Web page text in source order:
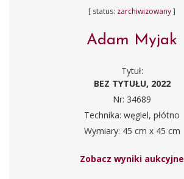
[ status: zarchiwizowany]
Adam Myjak
Tytuł:
BEZ TYTUŁU, 2022
Nr: 34689
Technika: węgiel, płótno
Wymiary: 45 cm x 45 cm
Zobacz wyniki aukcyjne